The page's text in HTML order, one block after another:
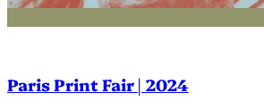
Paris Print Fair | 2024